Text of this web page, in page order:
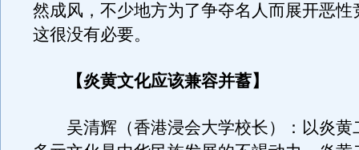
然成风，不少地方为了争夺名人而展开恶性
这很没有必要。
【炎黄文化应该兼容并蓄】
吴清辉（香港浸会大学校长）：以炎黄